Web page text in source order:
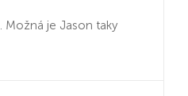
Možná je Jason taky